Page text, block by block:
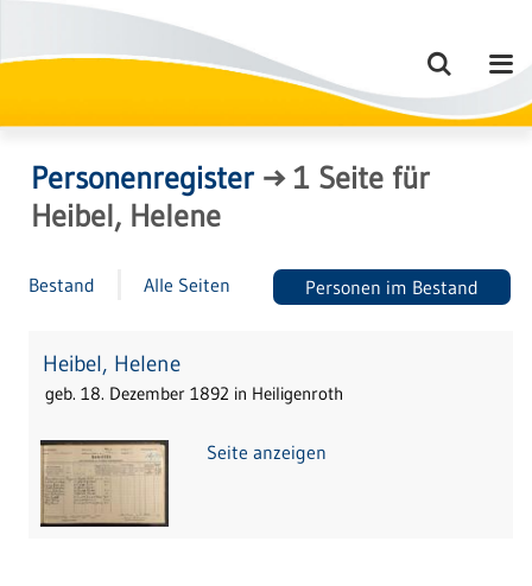
Personenregister→1 Seite für
Heibel, Helene
Bestand Alle Seiten Personen im Bestand
Heibel, Helene
geb. 18. Dezember 1892 in Heiligenroth
Seite anzeigen